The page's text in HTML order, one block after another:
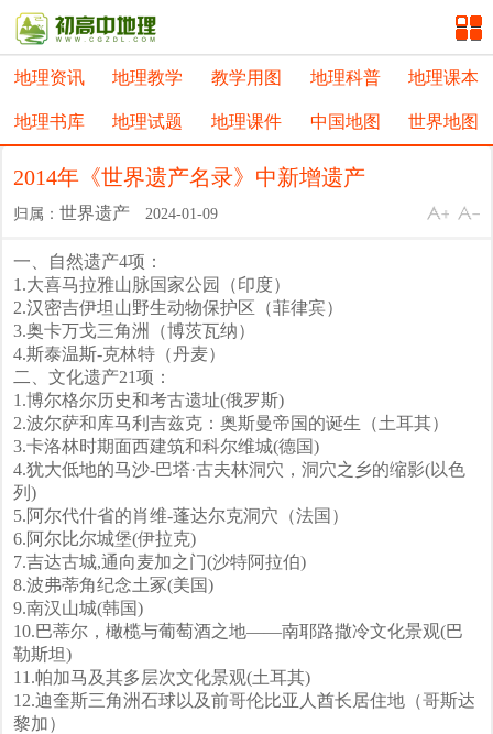
地理资讯 地理教学 教学用图 地理科普 地理课本
地理书库 地理试题 地理课件 中国地图 世界地图
2014年《世界遗产名录》中新增遗产
归属：世界遗产 2024-01-09
一、自然遗产4项：
1.大喜马拉雅山脉国家公园（印度）
2.汉密吉伊坦山野生动物保护区（菲律宾）
3.奥卡万戈三角洲（博茨瓦纳）
4.斯泰温斯-克林特（丹麦）
二、文化遗产21项：
1.博尔格尔历史和考古遗址(俄罗斯)
2.波尔萨和库马利吉兹克：奥斯曼帝国的诞生（土耳其）
3.卡洛林时期面西建筑和科尔维城(德国)
4.犹大低地的马沙-巴塔·古夫林洞穴，洞穴之乡的缩影(以色
列)
5.阿尔代什省的肖维-蓬达尔克洞穴（法国）
6.阿尔比尔城堡(伊拉克)
7.吉达古城,通向麦加之门(沙特阿拉伯)
8.波弗蒂角纪念土冢(美国)
9.南汉山城(韩国)
10.巴蒂尔，橄榄与葡萄酒之地——南耶路撒冷文化景观(巴
勒斯坦)
11.帕加马及其多层次文化景观(土耳其)
12.迪奎斯三角洲石球以及前哥伦比亚人酋长居住地（哥斯达
黎加）